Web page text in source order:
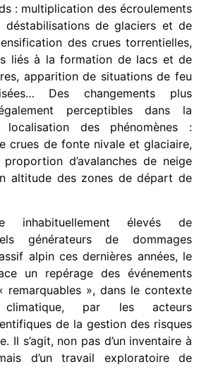
: multiplication des écroulements
déstabilisations de glaciers et de
des crues torrentielles,
liés à la formation de lacs et de
apparition de situations de feu
Des changements plus
perceptibles dans la
des phénomènes :
crues de fonte nivale et glaciaire,
d’avalanches de neige
altitude des zones de départ de
inhabituellement élevés de
générateurs de dommages
alpin ces dernières années, le
un repérage des événements
remarquables », dans le contexte
climatique, par les acteurs
de la gestion des risques
Il s’agit, non pas d’un inventaire à
d’un travail exploratoire de